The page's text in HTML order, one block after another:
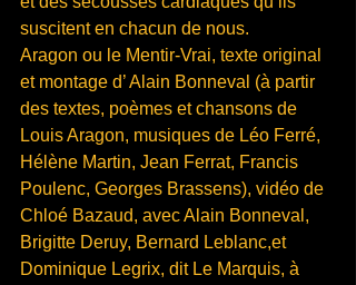
suscitent en chacun de nous.
Aragon ou le Mentir-Vrai, texte original
et montage d’ Alain Bonneval (à partir
des textes, poèmes et chansons de
Louis Aragon, musiques de Léo Ferré,
Hélène Martin, Jean Ferrat, Francis
Poulenc, Georges Brassens), vidéo de
Chloé Bazaud, avec Alain Bonneval,
Brigitte Deruy, Bernard Leblanc,et
Dominique Legrix, dit Le Marquis, à